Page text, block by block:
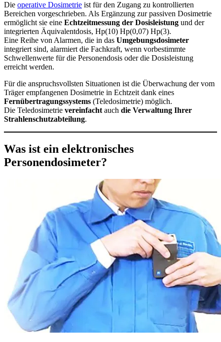
Die operative Dosimetrie ist für den Zugang zu kontrollierten
Bereichen vorgeschrieben. Als Ergänzung zur passiven Dosimetrie
ermöglicht sie eine Echtzeitmessung der Dosisleistung und der
integrierten Äquivalentdosis, Hp(10) Hp(0,07) Hp(3).
Eine Reihe von Alarmen, die in das Umgebungsdosimeter
integriert sind, alarmiert die Fachkraft, wenn vorbestimmte
Schwellenwerte für die Personendosis oder die Dosisleistung
erreicht werden.
Für die anspruchsvollsten Situationen ist die Überwachung der vom
Träger empfangenen Dosimetrie in Echtzeit dank eines
Fernübertragungssystems (Teledosimetrie) möglich.
Die Teledosimetrie vereinfachtauch die Verwaltung Ihrer
Strahlenschutzabteilung.
Was ist ein elektronisches
Personendosimeter?